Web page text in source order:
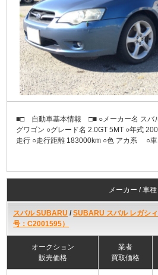
■□ 自動車基本情報 □■ ○メーカー名 スバ
グワゴン ○グレード名 2.0GT 5MT ○年式
走行 ○走行距離 183000km ○色 アカ系 ○
メーカー / 車種
スバル SUBARU /SUBARU スバル レガシ
号：C2001595）
オークション
販売価格
業者
買取価格